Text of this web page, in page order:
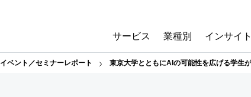
サービス 業種別 インサイト
イベント／セミナーレポート 東京大学とともにAIの可能性を広げる学生